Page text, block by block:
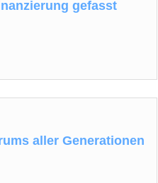
gefasst
aller Generationen